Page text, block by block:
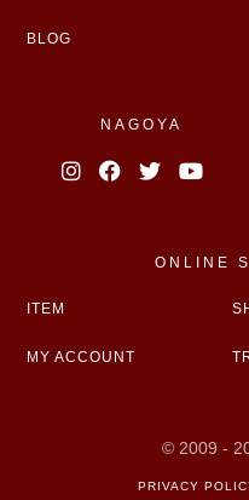
BLOG
NAGOYA
ONLINE
ITEM
MY ACCOUNT
© 2009 -
PRIVACY